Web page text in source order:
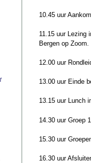
10.45 uur
11.15 uur Lezing
Bergen op Zoom.
12.00 uur
13.00 uur Einde
13.15 uur Lunch
14.30 uur Groep
15.30 uur
16.30 uur